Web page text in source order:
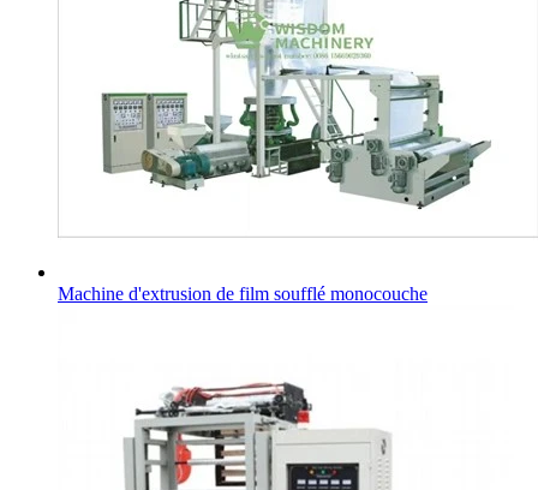
Machine d'extrusion de film soufflé monocouche